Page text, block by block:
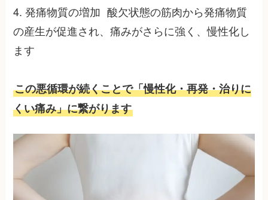
4. 発痛物質の増加 酸欠状態の筋肉から発痛物質
の産生が促進され、痛みがさらに強く、慢性化し
ます
この悪循環が続くことで「慢性化・再発・治りに
くい痛み」に繋がります